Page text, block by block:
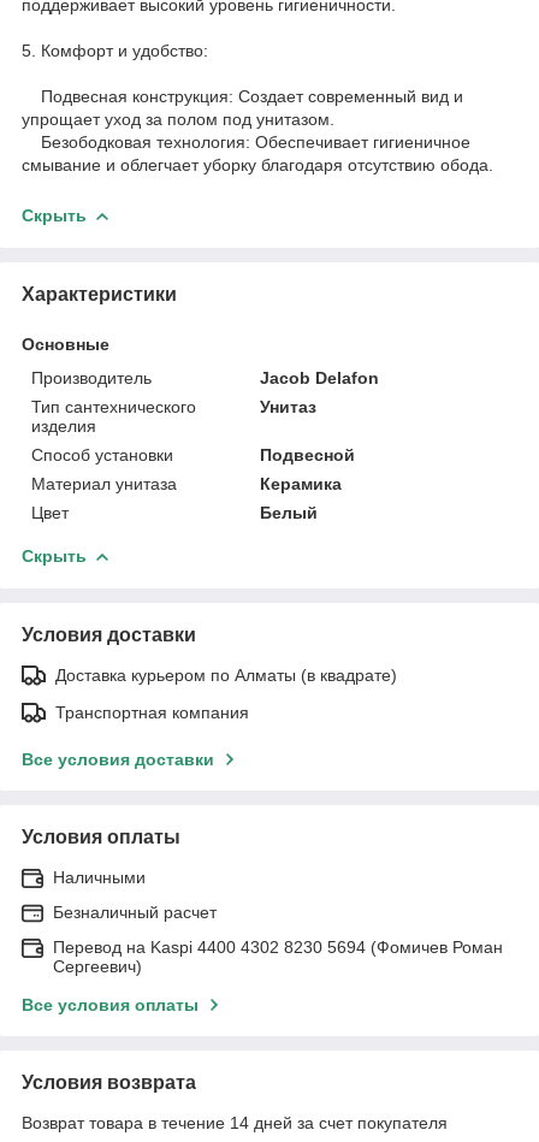
поддерживает высокий уровень гигиеничности.
5. Комфорт и удобство:
Подвесная конструкция: Создает современный вид и
упрощает уход за полом под унитазом.
Безободковая технология: Обеспечивает гигиеничное
смывание и облегчает уборку благодаря отсутствию обода.
Скрыть
Характеристики
Основные
Производитель
Jacob Delafon
Тип сантехнического
изделия
Унитаз
Способ установки
Подвесной
Материал унитаза
Керамика
Цвет
Белый
Скрыть
Условия доставки
Доставка курьером по Алматы (в квадрате)
Транспортная компания
Все условия доставки
Условия оплаты
Наличными
Безналичный расчет
Перевод на Kaspi 4400 4302 8230 5694 (Фомичев Роман
Сергеевич)
Все условия оплаты
Условия возврата
Возврат товара в течение 14 дней за счет покупателя